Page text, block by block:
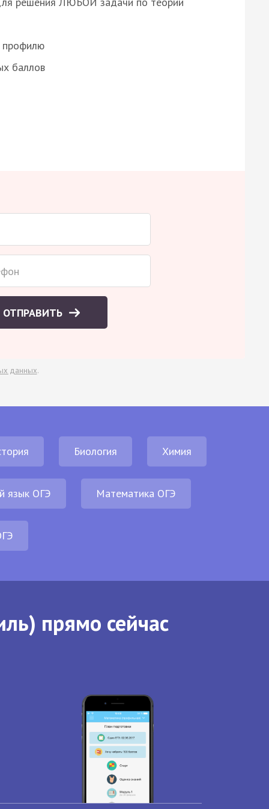
профилю
баллов
ОТПРАВИТЬ
данных.
Биология Химия
язык ОГЭ Математика ОГЭ
прямо сейчас